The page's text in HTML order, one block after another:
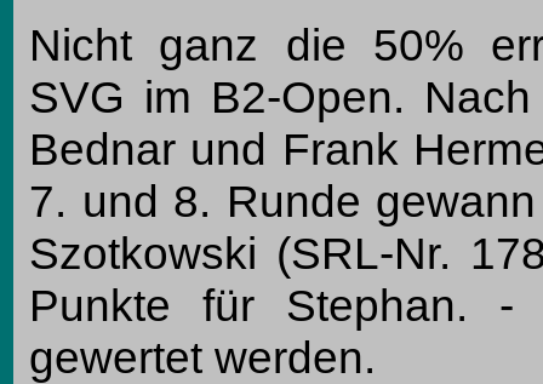
Nicht ganz die 50%
SVG im B2-Open.
Bednar und Frank
7. und 8. Runde
Szotkowski (SRL-Nr.
Punkte für Stephan.
gewertet werden.